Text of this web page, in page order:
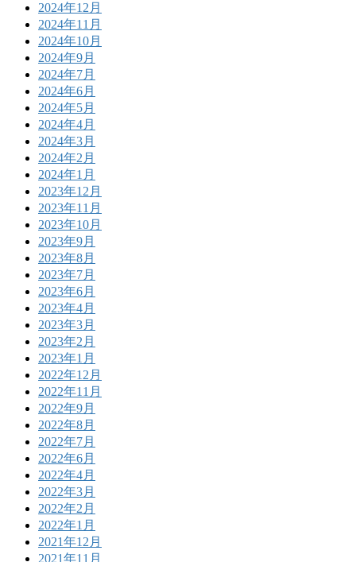
2024年12月
2024年11月
2024年10月
2024年9月
2024年7月
2024年6月
2024年5月
2024年4月
2024年3月
2024年2月
2024年1月
2023年12月
2023年11月
2023年10月
2023年9月
2023年8月
2023年7月
2023年6月
2023年4月
2023年3月
2023年2月
2023年1月
2022年12月
2022年11月
2022年9月
2022年8月
2022年7月
2022年6月
2022年4月
2022年3月
2022年2月
2022年1月
2021年12月
2021年11月